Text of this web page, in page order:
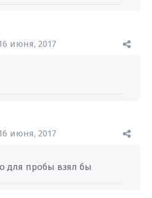
июня, 2017
июня, 2017
для пробы взял бы